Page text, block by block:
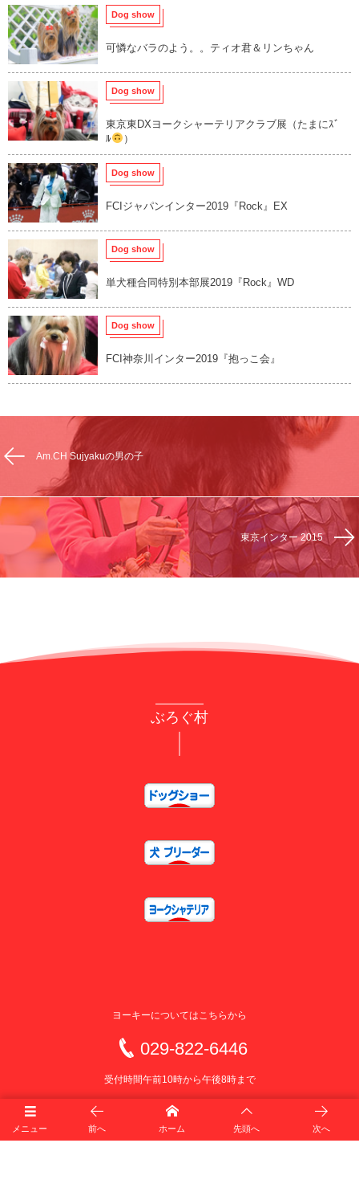
Dog show
可憐なバラのよう。。ティオ君＆リンちゃん
Dog show
東京東DXヨークシャーテリアクラブ展（たまにｽﾞ
ﾙ
）
Dog show
FCIジャパンインター2019『Rock』EX
Dog show
単犬種合同特別本部展2019『Rock』WD
Dog show
FCI神奈川インター2019『抱っこ会』
Am.CH Sujyakuの男の子
東京インター 2015
メニュー 前へ ホーム 先頭へ 次へ
ぶろぐ村
ヨーキーについてはこちらから
029-822-6446
受付時間午前10時から午後8時まで